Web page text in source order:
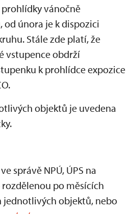
vánočně
od února je k dispozici
Stále zde platí, že
vstupence obdrží
k prohlídce expozice
objektů je uvedena
správě NPÚ, ÚPS na
rozdělenou po měsících
jednotlivých objektů, nebo